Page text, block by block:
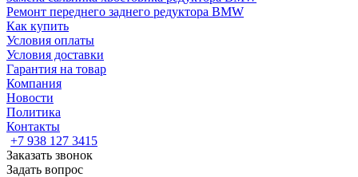
Ремонт переднего заднего редуктора BMW
Как купить
Условия оплаты
Условия доставки
Гарантия на товар
Компания
Новости
Политика
Контакты
+7 938 127 3415
Заказать звонок
Задать вопрос